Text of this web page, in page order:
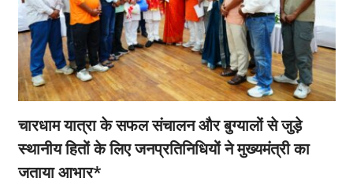
चारधाम यात्रा के सफल संचालन और बुग्यालों से जुड़े
स्थानीय हितों के लिए जनप्रतिनिधियों ने मुख्यमंत्री का
जताया आभार*